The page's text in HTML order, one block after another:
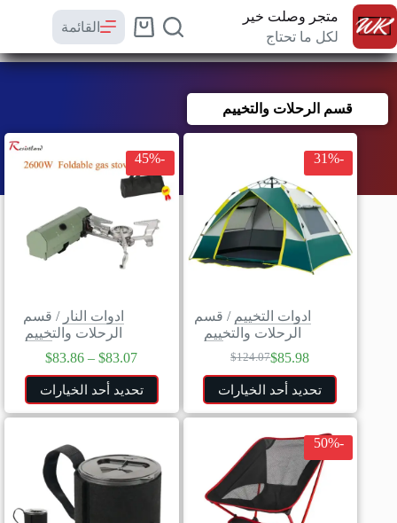
متجر وصلت خير
لكل ما تحتاج
القائمة
قسم الرحلات والتخييم
-31%
ادوات التخييم / قسم
الرحلات والتخييم
$124.07$85.98
تحديد أحد الخيارات
-45%
ادوات النار / قسم
الرحلات والتخييم
$83.07
–
$83.86
تحديد أحد الخيارات
-50%